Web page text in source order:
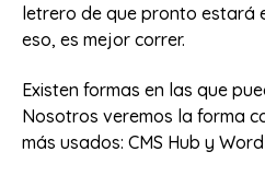
letrero de que pronto estará
eso, es mejor correr.
Existen formas en las que
Nosotros veremos la forma
más usados: CMS Hub y